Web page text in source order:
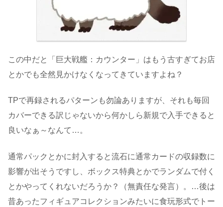
この中だと「巨大戦艦：カウンター」はもう古すぎてお店
とかでも全然見かけなくなってきていますよね？
TPで再録されるパターンも勿論ありますが、それも毎回
カバーできる訳じゃないから何かしら新規で入手できると
良いなぁ～なんて…。
通常パックとかに封入すると流石に通常カードの収録数に
影響が出そうですし、ボックス特典とかでランダムで付く
とかやってくれないだろうか？（無責任な発言）。…後は
昔あったフィギュアコレクションみたいに食玩形式でトー